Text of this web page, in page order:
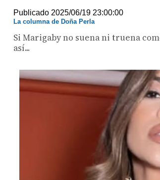
Publicado 2025/06/19 23:00:00
La columna de Doña Perla
Si Marigaby no suena ni truena
así...